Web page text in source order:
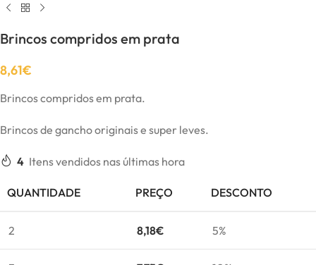
Brincos compridos em prata
8,61€
Brincos compridos em prata.
Brincos de gancho originais e super leves.
4 Itens vendidos nas últimas hora
QUANTIDADE PREÇO DESCONTO
2 8,18€ 5%